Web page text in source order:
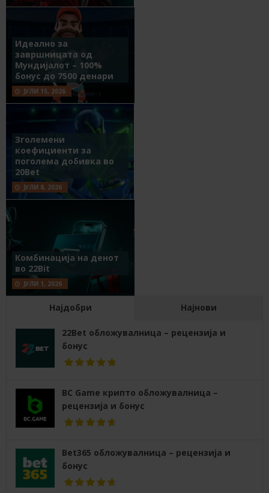
Идеално за
завршницата од
Мундијалот – 100%
бонус до 7500 денари
ЈУЛИ 15, 2026
Зголемени
коефициенти за
поголема добивка во
20Bet
ЈУЛИ 8, 2026
Комбинација на денот
во 22Bit
ЈУЛИ 1, 2026
Најдобри Најнови
22Bet обложувалница – рецензија и
бонус
BC Game крипто обложувалница –
рецензија и бонус
Bet365 обложувалница – рецензија и
бонус